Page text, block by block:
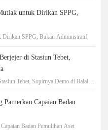
untuk Dirikan SPPG,
Dirikan SPPG, Bukan Administratif
di Stasiun Tebet,
Tebet, Sopirnya Demo di Balai
Pamerkan Capaian Badan
Badan Pemulihan Aset